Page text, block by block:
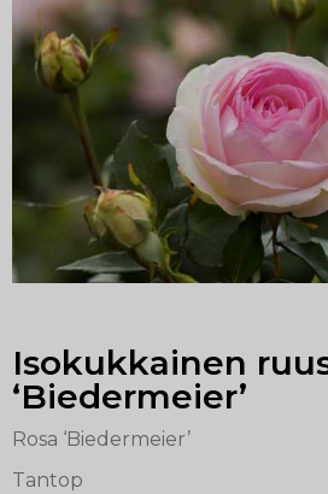
Isokukkainen
‘Biedermeier’
Rosa ‘Biedermeier’
Tantop